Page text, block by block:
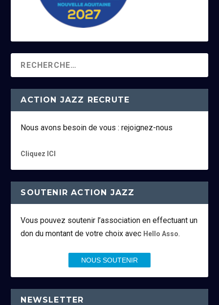
ACTION JAZZ RECRUTE
Nous avons besoin de vous : rejoignez-nous
Cliquez ICI
SOUTENIR ACTION JAZZ
Vous pouvez soutenir l’association en effectuant un
don du montant de votre choix avec Hello Asso.
NOUS SOUTENIR
NEWSLETTER